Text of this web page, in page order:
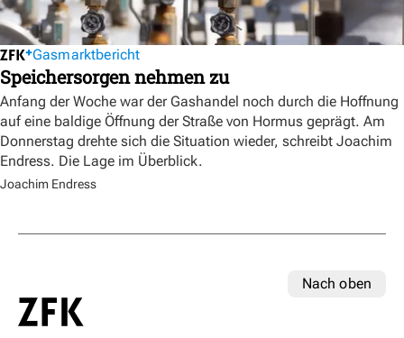
Gasmarktbericht
Speichersorgen nehmen zu
Anfang der Woche war der Gashandel noch durch die Hoffnung
auf eine baldige Öffnung der Straße von Hormus geprägt. Am
Donnerstag drehte sich die Situation wieder, schreibt Joachim
Endress. Die Lage im Überblick.
Joachim Endress
Nach oben